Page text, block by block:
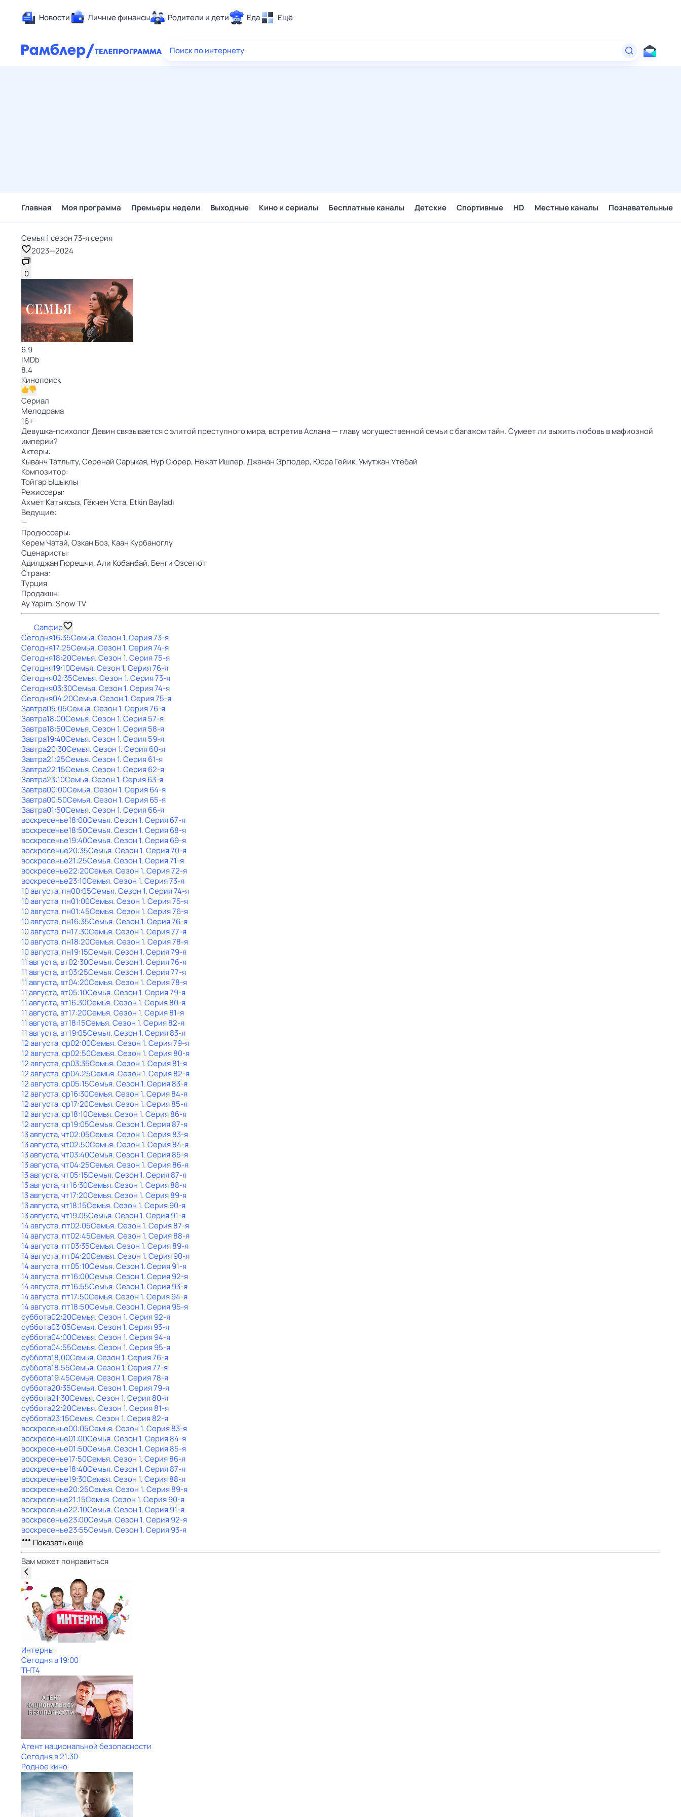
Новости Личные финансы Родители и дети Еда Ещё
Здоровье
Поиск по интернету
Главная Моя программа Премьеры недели Выходные Кино и сериалы Бесплатные каналы Детские Спортивные HD Местные каналы Познавательные
Семья 1 сезон 73-я серия
2023—2024
0
6.9
IMDb
8.4
Кинопоиск
Сериал
Мелодрама
16+
Девушка-психолог Девин связывается с элитой преступного мира, встретив Аслана — главу могущественной семьи с багажом тайн. Сумеет ли выжить любовь в мафиозной
империи?
Актеры:
Кыванч Татлыту,Серенай Сарыкая, Нур Сюрер, Нежат Ишлер,Джанан Эргюдер, Юсра Гейик,Умутжан Утебай
Композитор:
Тойгар Ышыклы
Режиссеры:
Ахмет Катыксыз, Гёкчен Уста, Etkin Bayladi
Ведущие:
—
Продюссеры:
Керем Чатай,Озкан Боз, Каан Курбаноглу
Сценаристы:
Адилджан Гюрешчи,Али Кобанбай, Бенги Озсегют
Страна:
Турция
Продакшн:
Ay Yapim,Show TV
Сапфир
Сегодня16:35Семья. Сезон 1. Серия 73-я
Сегодня17:25Семья. Сезон 1. Серия 74-я
Сегодня18:20Семья. Сезон 1. Серия 75-я
Сегодня19:10Семья. Сезон 1. Серия 76-я
Сегодня02:35Семья. Сезон 1. Серия 73-я
Сегодня03:30Семья. Сезон 1. Серия 74-я
Сегодня04:20Семья. Сезон 1. Серия 75-я
Завтра05:05Семья. Сезон 1. Серия 76-я
Завтра18:00Семья. Сезон 1. Серия 57-я
Завтра18:50Семья. Сезон 1. Серия 58-я
Завтра19:40Семья. Сезон 1. Серия 59-я
Завтра20:30Семья. Сезон 1. Серия 60-я
Завтра21:25Семья. Сезон 1. Серия 61-я
Завтра22:15Семья. Сезон 1. Серия 62-я
Завтра23:10Семья. Сезон 1. Серия 63-я
Завтра00:00Семья. Сезон 1. Серия 64-я
Завтра00:50Семья. Сезон 1. Серия 65-я
Завтра01:50Семья. Сезон 1. Серия 66-я
воскресенье18:00Семья. Сезон 1. Серия 67-я
воскресенье18:50Семья. Сезон 1. Серия 68-я
воскресенье19:40Семья. Сезон 1. Серия 69-я
воскресенье20:35Семья. Сезон 1. Серия 70-я
воскресенье21:25Семья. Сезон 1. Серия 71-я
воскресенье22:20Семья. Сезон 1. Серия 72-я
воскресенье23:10Семья. Сезон 1. Серия 73-я
10 августа, пн00:05Семья. Сезон 1. Серия 74-я
10 августа, пн01:00Семья. Сезон 1. Серия 75-я
10 августа, пн01:45Семья. Сезон 1. Серия 76-я
10 августа, пн16:35Семья. Сезон 1. Серия 76-я
10 августа, пн17:30Семья. Сезон 1. Серия 77-я
10 августа, пн18:20Семья. Сезон 1. Серия 78-я
10 августа, пн19:15Семья. Сезон 1. Серия 79-я
11 августа, вт02:30Семья. Сезон 1. Серия 76-я
11 августа, вт03:25Семья. Сезон 1. Серия 77-я
11 августа, вт04:20Семья. Сезон 1. Серия 78-я
11 августа, вт05:10Семья. Сезон 1. Серия 79-я
11 августа, вт16:30Семья. Сезон 1. Серия 80-я
11 августа, вт17:20Семья. Сезон 1. Серия 81-я
11 августа, вт18:15Семья. Сезон 1. Серия 82-я
11 августа, вт19:05Семья. Сезон 1. Серия 83-я
12 августа, ср02:00Семья. Сезон 1. Серия 79-я
12 августа, ср02:50Семья. Сезон 1. Серия 80-я
12 августа, ср03:35Семья. Сезон 1. Серия 81-я
12 августа, ср04:25Семья. Сезон 1. Серия 82-я
12 августа, ср05:15Семья. Сезон 1. Серия 83-я
12 августа, ср16:30Семья. Сезон 1. Серия 84-я
12 августа, ср17:20Семья. Сезон 1. Серия 85-я
12 августа, ср18:10Семья. Сезон 1. Серия 86-я
12 августа, ср19:05Семья. Сезон 1. Серия 87-я
13 августа, чт02:05Семья. Сезон 1. Серия 83-я
13 августа, чт02:50Семья. Сезон 1. Серия 84-я
13 августа, чт03:40Семья. Сезон 1. Серия 85-я
13 августа, чт04:25Семья. Сезон 1. Серия 86-я
13 августа, чт05:15Семья. Сезон 1. Серия 87-я
13 августа, чт16:30Семья. Сезон 1. Серия 88-я
13 августа, чт17:20Семья. Сезон 1. Серия 89-я
13 августа, чт18:15Семья. Сезон 1. Серия 90-я
13 августа, чт19:05Семья. Сезон 1. Серия 91-я
14 августа, пт02:05Семья. Сезон 1. Серия 87-я
14 августа, пт02:45Семья. Сезон 1. Серия 88-я
14 августа, пт03:35Семья. Сезон 1. Серия 89-я
14 августа, пт04:20Семья. Сезон 1. Серия 90-я
14 августа, пт05:10Семья. Сезон 1. Серия 91-я
14 августа, пт16:00Семья. Сезон 1. Серия 92-я
14 августа, пт16:55Семья. Сезон 1. Серия 93-я
14 августа, пт17:50Семья. Сезон 1. Серия 94-я
14 августа, пт18:50Семья. Сезон 1. Серия 95-я
суббота02:20Семья. Сезон 1. Серия 92-я
суббота03:05Семья. Сезон 1. Серия 93-я
суббота04:00Семья. Сезон 1. Серия 94-я
суббота04:55Семья. Сезон 1. Серия 95-я
суббота18:00Семья. Сезон 1. Серия 76-я
суббота18:55Семья. Сезон 1. Серия 77-я
суббота19:45Семья. Сезон 1. Серия 78-я
суббота20:35Семья. Сезон 1. Серия 79-я
суббота21:30Семья. Сезон 1. Серия 80-я
суббота22:20Семья. Сезон 1. Серия 81-я
суббота23:15Семья. Сезон 1. Серия 82-я
воскресенье00:05Семья. Сезон 1. Серия 83-я
воскресенье01:00Семья. Сезон 1. Серия 84-я
воскресенье01:50Семья. Сезон 1. Серия 85-я
воскресенье17:50Семья. Сезон 1. Серия 86-я
воскресенье18:40Семья. Сезон 1. Серия 87-я
воскресенье19:30Семья. Сезон 1. Серия 88-я
воскресенье20:25Семья. Сезон 1. Серия 89-я
воскресенье21:15Семья. Сезон 1. Серия 90-я
воскресенье22:10Семья. Сезон 1. Серия 91-я
воскресенье23:00Семья. Сезон 1. Серия 92-я
воскресенье23:55Семья. Сезон 1. Серия 93-я
Показать ещё
Вам может понравиться
Интерны
Сегодня в 19:00
ТНТ4
Агент национальной безопасности
Сегодня в 21:30
Родное кино